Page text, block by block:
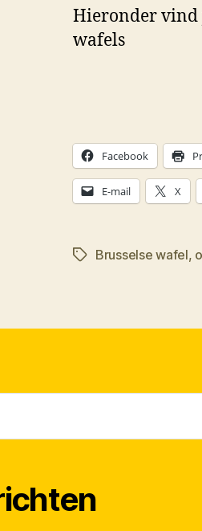
Hieronder vind
wafels
Facebook
E-mail X
TagsBrusselse wafel,